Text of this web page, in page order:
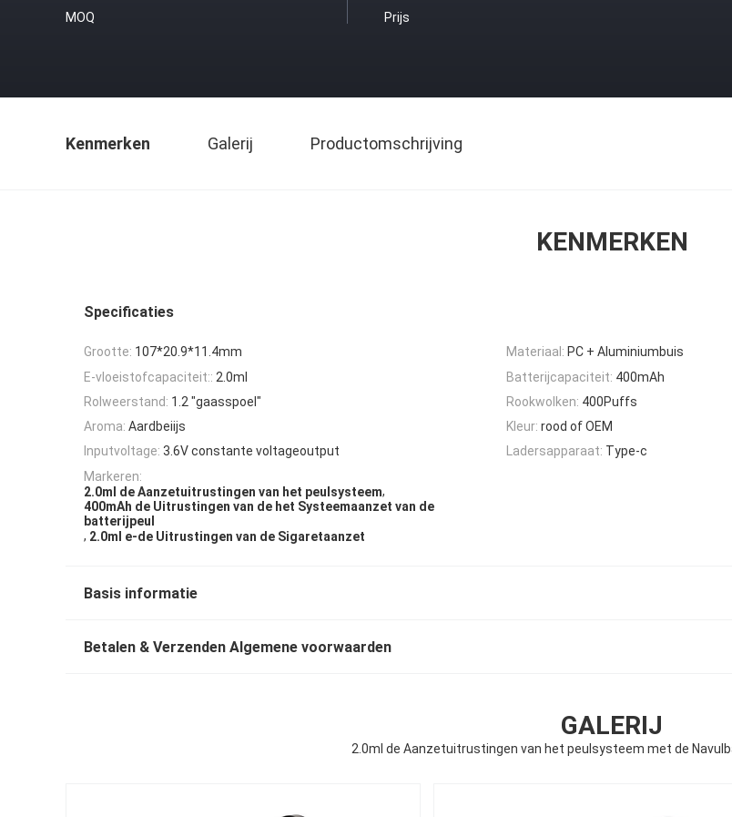
MOQ Prijs
Kenmerken Galerij Productomschrijving
KENMERKEN
Specificaties
Grootte: 107*20.9*11.4mm Materiaal: PC + Aluminiumbuis
E-vloeistofcapaciteit:: 2.0ml Batterijcapaciteit: 400mAh
Rolweerstand: 1.2 "gaasspoel" Rookwolken: 400Puffs
Aroma: Aardbeiijs Kleur: rood of OEM
Inputvoltage: 3.6V constante voltageoutput Ladersapparaat: Type-c
Markeren:
2.0ml de Aanzetuitrustingen van het peulsysteem,
400mAh de Uitrustingen van de het Systeemaanzet van de
batterijpeul
, 2.0ml e-de Uitrustingen van de Sigaretaanzet
Basis informatie
Betalen & Verzenden Algemene voorwaarden
GALERIJ
2.0ml de Aanzetuitrustingen van het peulsysteem met de